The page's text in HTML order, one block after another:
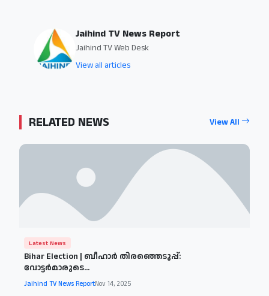
Jaihind TV News Report
Jaihind TV Web Desk
View all articles
RELATED NEWS View All
Latest News
Bihar Election | ബീഹാര്‍ തിരഞ്ഞെടുപ്പ്:
വോട്ടര്‍മാരുടെ...
Jaihind TV News ReportNov 14, 2025